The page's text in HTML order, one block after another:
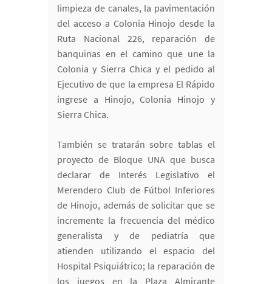
limpieza de canales, la pavimentación
del acceso a Colonia Hinojo desde la
Ruta Nacional 226, reparación de
banquinas en el camino que une la
Colonia y Sierra Chica y el pedido al
Ejecutivo de que la empresa El Rápido
ingrese a Hinojo, Colonia Hinojo y
Sierra Chica.
También se tratarán sobre tablas el
proyecto de Bloque UNA que busca
declarar de Interés Legislativo el
Merendero Club de Fútbol Inferiores
de Hinojo, además de solicitar que se
incremente la frecuencia del médico
generalista y de pediatría que
atienden utilizando el espacio del
Hospital Psiquiátrico; la reparación de
los juegos en la Plaza Almirante